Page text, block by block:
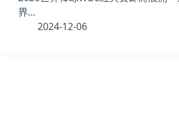
界…
2024-12-06